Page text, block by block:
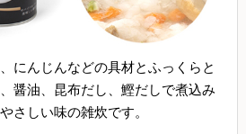
にんじんなどの具材とふっくらと
醤油、昆布だし、鰹だしで煮込み
さしい味の雑炊です。